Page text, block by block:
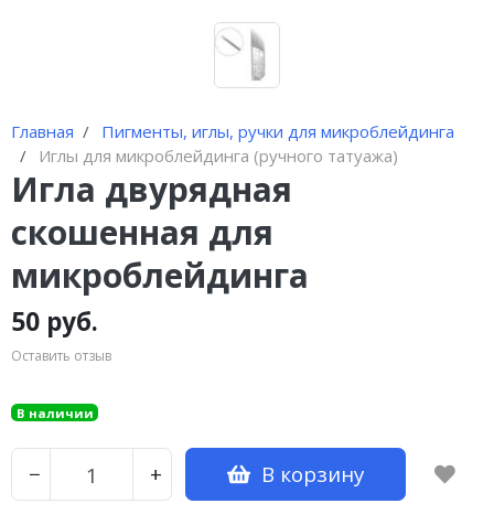
Главная
Пигменты, иглы, ручки для микроблейдинга
Иглы для микроблейдинга (ручного татуажа)
Игла двурядная
скошенная для
микроблейдинга
50 руб.
Оставить отзыв
В наличии
− + В корзину